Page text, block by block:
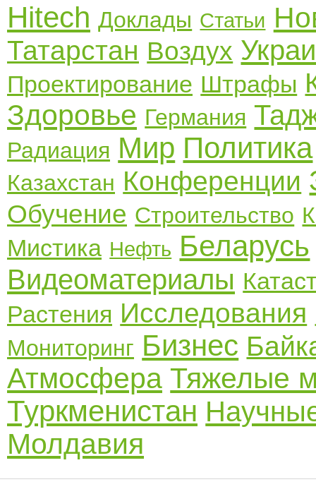
Hitech Доклады Статьи
Татарстан Воздух
Проектирование Штрафы
Здоровье Германия
Радиация Мир Политика
Казахстан Конференции
Обучение Строительство
Мистика Нефть Беларусь
Видеоматериалы
Растения Исследования
Мониторинг Бизнес
Атмосфера Тяжелые
Туркменистан
Молдавия